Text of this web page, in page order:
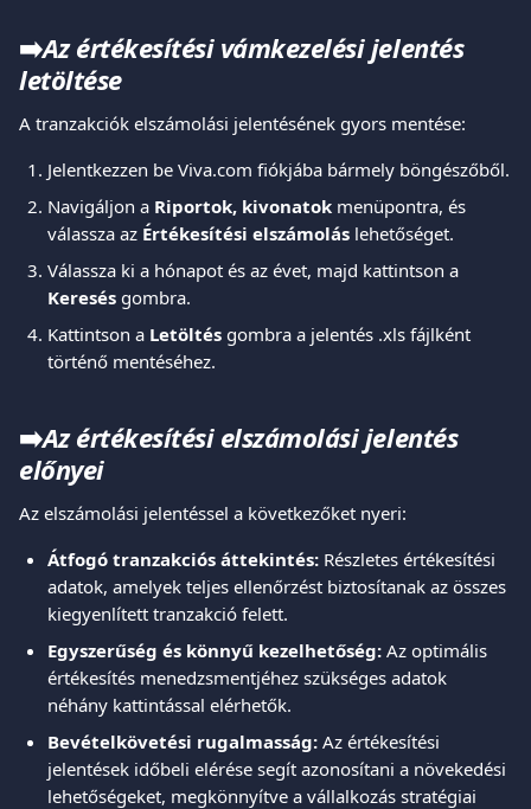
➡️Az értékesítési vámkezelési jelentés
letöltése
A tranzakciók elszámolási jelentésének gyors mentése:
Jelentkezzen be Viva.com fiókjába bármely böngészőből.
Navigáljon a Riportok, kivonatok menüpontra, és
válassza az Értékesítési elszámolás lehetőséget.
Válassza ki a hónapot és az évet, majd kattintson a
Keresés gombra.
Kattintson a Letöltés gombra a jelentés .xls fájlként
történő mentéséhez.
➡️Az értékesítési elszámolási jelentés
előnyei
Az elszámolási jelentéssel a következőket nyeri:
Átfogó tranzakciós áttekintés: Részletes értékesítési
adatok, amelyek teljes ellenőrzést biztosítanak az összes
kiegyenlített tranzakció felett.
Egyszerűség és könnyű kezelhetőség: Az optimális
értékesítés menedzsmentjéhez szükséges adatok
néhány kattintással elérhetők.
Bevételkövetési rugalmasság: Az értékesítési
jelentések időbeli elérése segít azonosítani a növekedési
lehetőségeket, megkönnyítve a vállalkozás stratégiai